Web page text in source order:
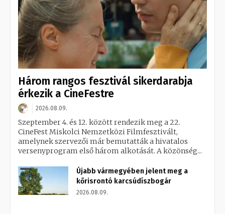
Három rangos fesztivál sikerdarabja
érkezik a CineFestre
2026.08.09.
Szeptember 4. és 12. között rendezik meg a 22.
CineFest Miskolci Nemzetközi Filmfesztivált,
amelynek szervezői már bemutatták a hivatalos
versenyprogram első három alkotását. A közönség...
Újabb vármegyében jelent meg a
kőrisrontó karcsúdíszbogár
2026.08.09.